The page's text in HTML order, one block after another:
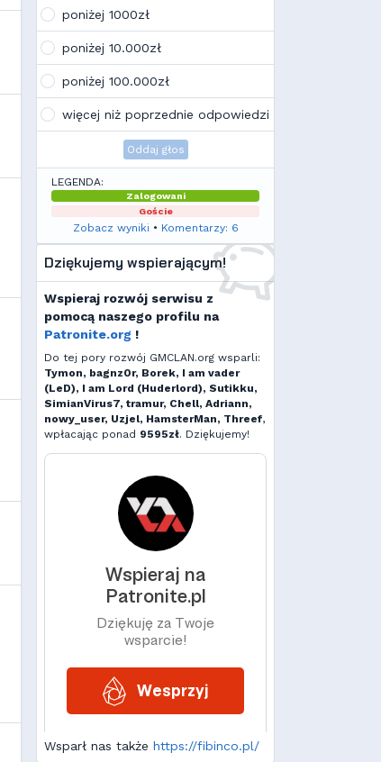
wskazują, że ten rok będzie rokiem
Linuxa, rokiem odejścia od
discorda na rzecz forów
internetowych
K Kamilek
Ale klimat tu znowu wrócić!
poniżej 1000zł
poniżej 10.000zł
poniżej 100.000zł
więcej niż poprzednie odpowiedzi
Oddaj głos
LEGENDA:
Zalogowani
Goście
Zobacz wyniki • Komentarzy: 6
Dziękujemy wspierającym!
Wspieraj rozwój serwisu z
pomocą naszego profilu na
Patronite.org !
Do tej pory rozwój GMCLAN.org wsparli:
Tymon, bagnz0r, Borek, I am vader
(LeD), I am Lord (Huderlord), Sutikku,
SimianVirus7, tramur, Chell, Adriann,
nowy_user, Uzjel, HamsterMan, Threef,
wpłacając ponad 9595zł. Dziękujemy!
Wsparł nas także https://fibinco.pl/